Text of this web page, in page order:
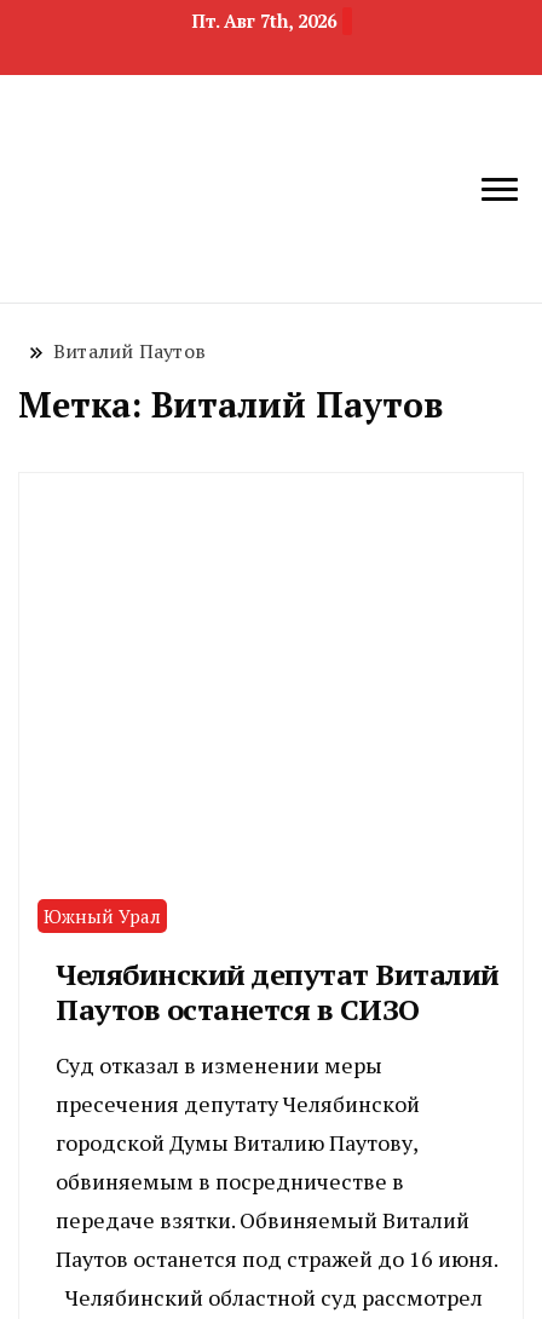
Пт. Авг 7th, 2026
Виталий Паутов
Метка: Виталий Паутов
Южный Урал
Челябинский депутат Виталий
Паутов останется в СИЗО
Суд отказал в изменении меры
пресечения депутату Челябинской
городской Думы Виталию Паутову,
обвиняемым в посредничестве в
передаче взятки. Обвиняемый Виталий
Паутов останется под стражей до 16 июня.
Челябинский областной суд рассмотрел